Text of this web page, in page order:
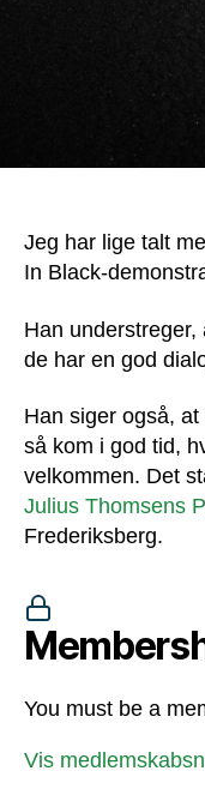
Jeg har lige talt
In Black-
Han
de har en god
Han siger også,
så kom i god tid,
velkommen. Det
Julius Thomsens
Frederiksberg.
You must be a
Vis